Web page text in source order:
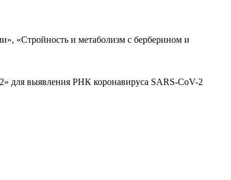
«Стройность и метаболизм с берберином и
для выявления РНК коронавируса SARS-CoV-2